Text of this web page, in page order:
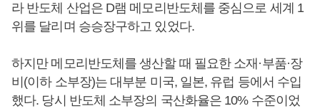
라 반도체 산업은 D램 메모리반도체를 중심으로 세계 1
위를 달리며 승승장구하고 있었다.
하지만 메모리반도체를 생산할 때 필요한 소재·부품·장
비(이하 소부장)는 대부분 미국, 일본, 유럽 등에서 수입
했다. 당시 반도체 소부장의 국산화율은 10% 수준이었